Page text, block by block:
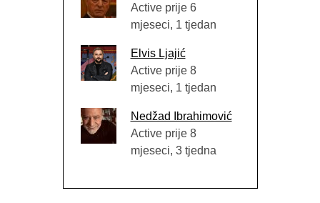
Active prije 6
mjeseci, 1 tjedan
Elvis Ljajić
Active prije 8
mjeseci, 1 tjedan
Nedžad Ibrahimović
Active prije 8
mjeseci, 3 tjedna